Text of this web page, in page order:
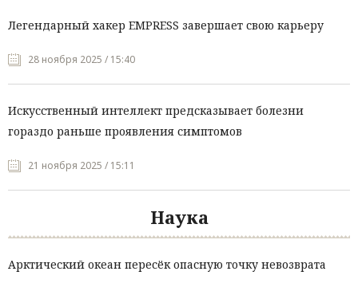
Легендарный хакер EMPRESS завершает свою карьеру
28 ноября 2025 / 15:40
Искусственный интеллект предсказывает болезни
гораздо раньше проявления симптомов
21 ноября 2025 / 15:11
Наука
Арктический океан пересёк опасную точку невозврата